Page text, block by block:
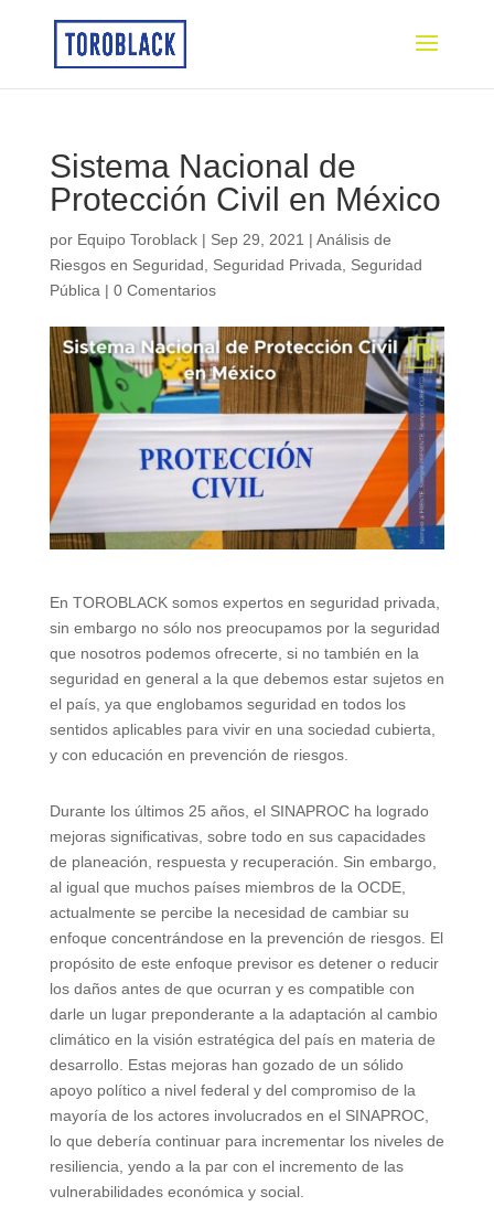
Sistema Nacional de
Protección Civil en México
por Equipo Toroblack| Sep 29, 2021 | Análisis de
Riesgos en Seguridad
Seguridad Privada
Seguridad
Pública | 0 Comentarios
En TOROBLACK somos expertos en seguridad privada,
sin embargo no sólo nos preocupamos por la seguridad
que nosotros podemos ofrecerte, si no también en la
seguridad en general a la que debemos estar sujetos en
el país, ya que englobamos seguridad en todos los
sentidos aplicables para vivir en una sociedad cubierta,
y con educación en prevención de riesgos.
Durante los últimos 25 años, el SINAPROC ha logrado
mejoras significativas, sobre todo en sus capacidades
de planeación, respuesta y recuperación. Sin embargo,
al igual que muchos países miembros de la OCDE,
actualmente se percibe la necesidad de cambiar su
enfoque concentrándose en la prevención de riesgos. El
propósito de este enfoque previsor es detener o reducir
los daños antes de que ocurran y es compatible con
darle un lugar preponderante a la adaptación al cambio
climático en la visión estratégica del país en materia de
desarrollo. Estas mejoras han gozado de un sólido
apoyo político a nivel federal y del compromiso de la
mayoría de los actores involucrados en el SINAPROC,
lo que debería continuar para incrementar los niveles de
resiliencia, yendo a la par con el incremento de las
vulnerabilidades económica y social.